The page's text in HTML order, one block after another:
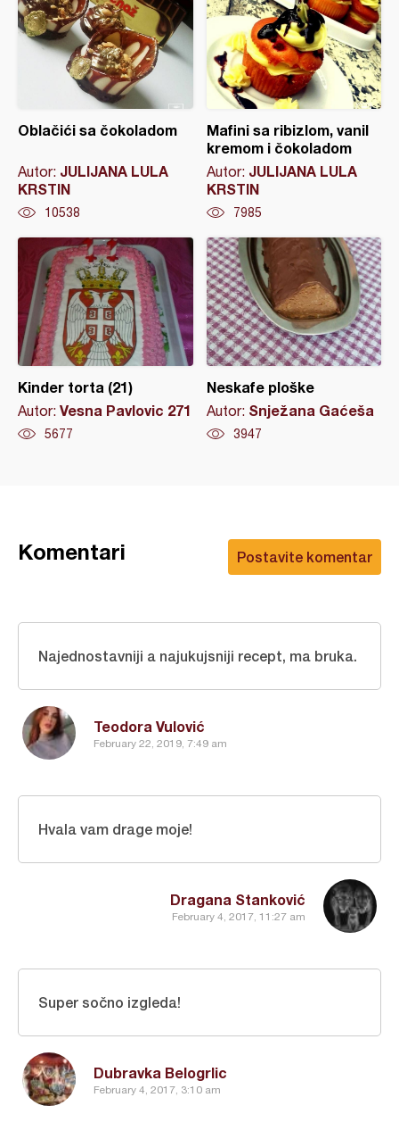
Oblačići sa čokoladom
Autor: JULIJANA LULA
KRSTIN
10538
Mafini sa ribizlom, vanil
kremom i čokoladom
Autor: JULIJANA LULA
KRSTIN
7985
Kinder torta (21)
Autor: Vesna Pavlovic 271
5677
Neskafe ploške
Autor: Snježana Gaćeša
3947
Postavite komentar
Komentari
Teodora Vulović
February 22, 2019, 7:49 am
Najednostavniji a najukujsniji recept, ma bruka.
Dragana Stanković
February 4, 2017, 11:27 am
Hvala vam drage moje!
Dubravka Belogrlic
February 4, 2017, 3:10 am
Super sočno izgleda!